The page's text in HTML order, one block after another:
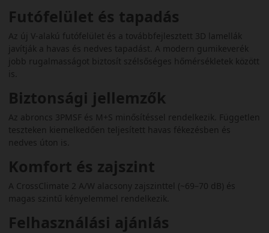
Futófelület és tapadás
Az új V-alakú futófelület és a továbbfejlesztett 3D lamellák
javítják a havas és nedves tapadást. A modern gumikeverék
jobb rugalmasságot biztosít szélsőséges hőmérsékletek között
is.
Biztonsági jellemzők
Az abroncs 3PMSF és M+S minősítéssel rendelkezik. Független
teszteken kiemelkedően teljesített havas fékezésben és
nedves úton is.
Komfort és zajszint
A CrossClimate 2 A/W alacsony zajszinttel (~69–70 dB) és
magas szintű kényelemmel rendelkezik.
Felhasználási ajánlás